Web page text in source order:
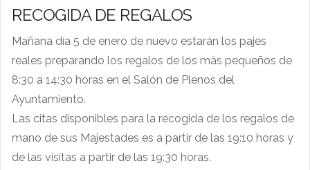
RECOGIDA DE REGALOS
Mañana día 5 de enero de nuevo estarán los pajes
reales preparando los regalos de los más pequeños de
8:30 a 14:30 horas en el Salón de Plenos del
Ayuntamiento.
Las citas disponibles para la recogida de los regalos de
mano de sus Majestades es a partir de las 19:10 horas y
de las visitas a partir de las 19:30 horas.